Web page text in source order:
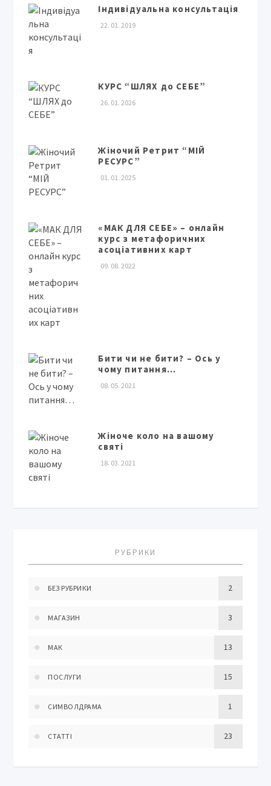
Індивідуальна консультація
22. 01. 2019
КУРС “ШЛЯХ до СЕБЕ”
26. 01. 2026
Жіночий Ретрит “МІЙ
РЕСУРС”
01. 01. 2025
«МАК ДЛЯ СЕБЕ» – онлайн
курс з метафоричних
асоціативних карт
09. 08. 2022
Бити чи не бити? – Ось у
чому питання…
08. 05. 2021
Жіноче коло на вашому
святі
18. 03. 2021
РУБРИКИ
БЕЗ РУБРИКИ 2
МАГАЗИН 3
МАК 13
ПОСЛУГИ 15
СИМВОЛДРАМА 1
СТАТТІ 23